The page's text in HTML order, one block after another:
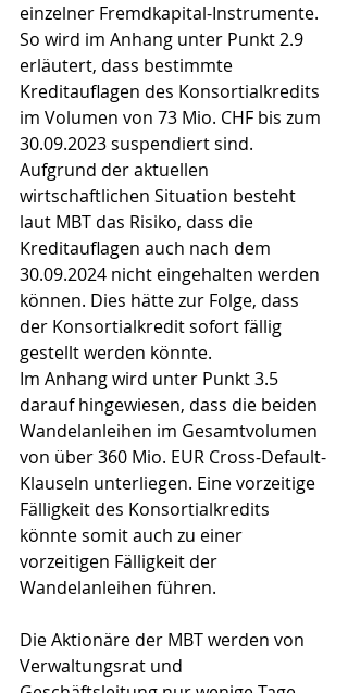
einzelner Fremdkapital-Instrumente.
So wird im Anhang unter Punkt 2.9
erläutert, dass bestimmte
Kreditauflagen des Konsortialkredits
im Volumen von 73 Mio. CHF bis zum
30.09.2023 suspendiert sind.
Aufgrund der aktuellen
wirtschaftlichen Situation besteht
laut MBT das Risiko, dass die
Kreditauflagen auch nach dem
30.09.2024 nicht eingehalten werden
können. Dies hätte zur Folge, dass
der Konsortialkredit sofort fällig
gestellt werden könnte.
Im Anhang wird unter Punkt 3.5
darauf hingewiesen, dass die beiden
Wandelanleihen im Gesamtvolumen
von über 360 Mio. EUR Cross-Default-
Klauseln unterliegen. Eine vorzeitige
Fälligkeit des Konsortialkredits
könnte somit auch zu einer
vorzeitigen Fälligkeit der
Wandelanleihen führen.
Die Aktionäre der MBT werden von
Verwaltungsrat und